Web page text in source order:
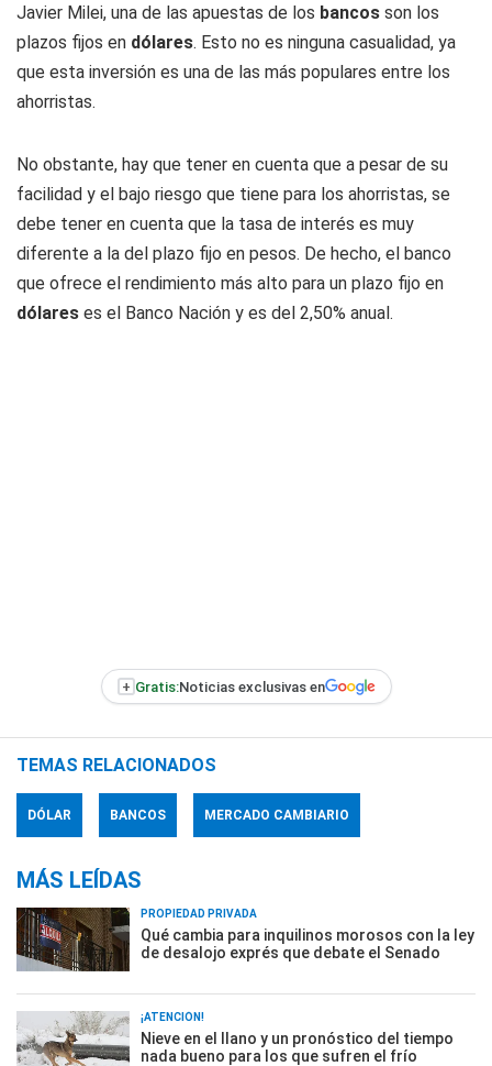
Javier Milei, una de las apuestas de los bancos son los
plazos fijos en dólares. Esto no es ninguna casualidad, ya
que esta inversión es una de las más populares entre los
ahorristas.
No obstante, hay que tener en cuenta que a pesar de su
facilidad y el bajo riesgo que tiene para los ahorristas, se
debe tener en cuenta que la tasa de interés es muy
diferente a la del plazo fijo en pesos. De hecho, el banco
que ofrece el rendimiento más alto para un plazo fijo en
dólares es el Banco Nación y es del 2,50% anual.
+ Gratis:Noticias exclusivas en
TEMAS RELACIONADOS
DÓLAR BANCOS MERCADO CAMBIARIO
MÁS LEÍDAS
PROPIEDAD PRIVADA
Qué cambia para inquilinos morosos con la ley
de desalojo exprés que debate el Senado
¡ATENCIÓN!
Nieve en el llano y un pronóstico del tiempo
nada bueno para los que sufren el frío